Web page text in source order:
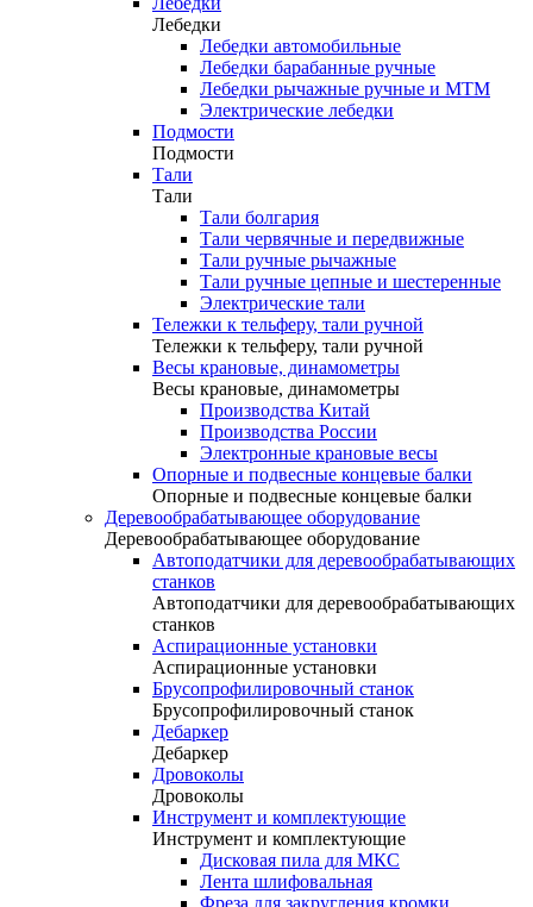
Лебедки
Лебедки автомобильные
Лебедки барабанные ручные
Лебедки рычажные ручные и МТМ
Электрические лебедки
Подмости
Подмости
Тали
Тали
Тали болгария
Тали червячные и передвижные
Тали ручные рычажные
Тали ручные цепные и шестеренные
Электрические тали
Тележки к тельферу, тали ручной
Тележки к тельферу, тали ручной
Весы крановые, динамометры
Весы крановые, динамометры
Производства Китай
Производства России
Электронные крановые весы
Опорные и подвесные концевые балки
Опорные и подвесные концевые балки
Деревообрабатывающее оборудование
Деревообрабатывающее оборудование
Автоподатчики для деревообрабатывающих
станков
Автоподатчики для деревообрабатывающих
станков
Аспирационные установки
Аспирационные установки
Брусопрофилировочный станок
Брусопрофилировочный станок
Дебаркер
Дебаркер
Дровоколы
Дровоколы
Инструмент и комплектующие
Инструмент и комплектующие
Дисковая пила для МКС
Лента шлифовальная
Фреза для закругления кромки